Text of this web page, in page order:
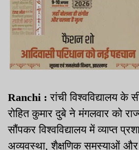
Ranchi :रांची विश्वविद्यालय के
रोहित कुमार दुबे ने मंगलवार को
सौंपकर विश्वविद्यालय में व्याप्त
अव्यवस्था, शैक्षणिक समस्याओं और